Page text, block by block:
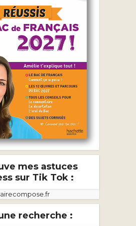
mes astuces
sur Tik Tok :
recherche :